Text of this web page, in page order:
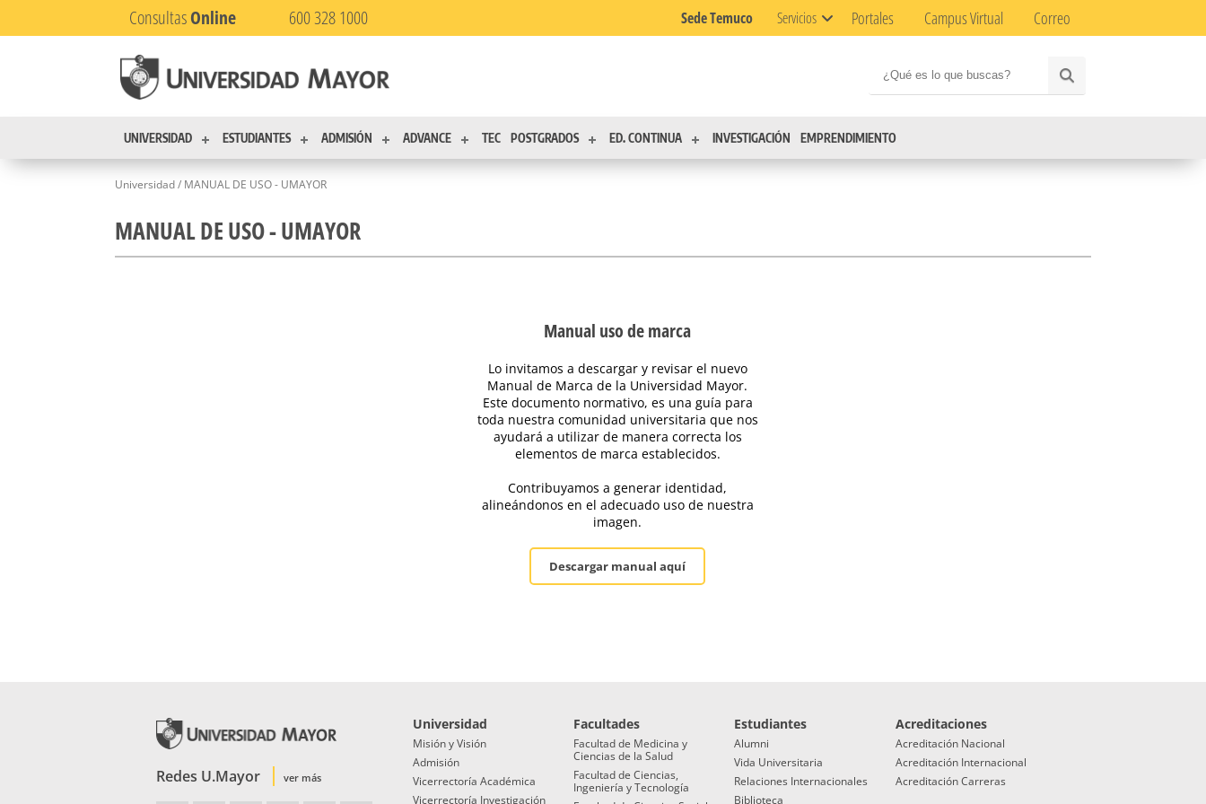
ConsultasOnline 600 328 1000 Sede Temuco Servicios Portales Campus Virtual Correo
UNIVERSIDAD ESTUDIANTES ADMISIÓN ADVANCE TEC POSTGRADOS ED. CONTINUA INVESTIGACIÓN EMPRENDIMIENTO
Universidad / MANUAL DE USO - UMAYOR
MANUAL DE USO - UMAYOR
Manual uso de marca
Lo invitamos a descargar y revisar el nuevo
Manual de Marca de la Universidad Mayor.
Este documento normativo, es una guía para
toda nuestra comunidad universitaria que nos
ayudará a utilizar de manera correcta los
elementos de marca establecidos.
Contribuyamos a generar identidad,
alineándonos en el adecuado uso de nuestra
imagen.
Descargar manual aquí
Redes U.Mayor ver más
Universidad
Misión y Visión
Admisión
Vicerrectoría Académica
Vicerrectoría Investigación
Facultades
Facultad de Medicina y
Ciencias de la Salud
Facultad de Ciencias,
Ingeniería y Tecnología
Estudiantes
Alumni
Vida Universitaria
Relaciones Internacionales
Biblioteca
Acreditaciones
Acreditación Nacional
Acreditación Internacional
Acreditación Carreras